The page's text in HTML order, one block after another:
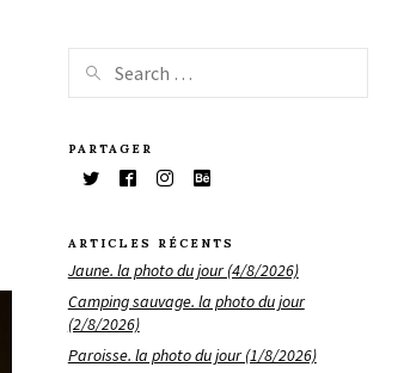
PARTAGER
ARTICLES RÉCENTS
Jaune. la photo du jour (4/8/2026)
Camping sauvage. la photo du jour
(2/8/2026)
Paroisse. la photo du jour (1/8/2026)